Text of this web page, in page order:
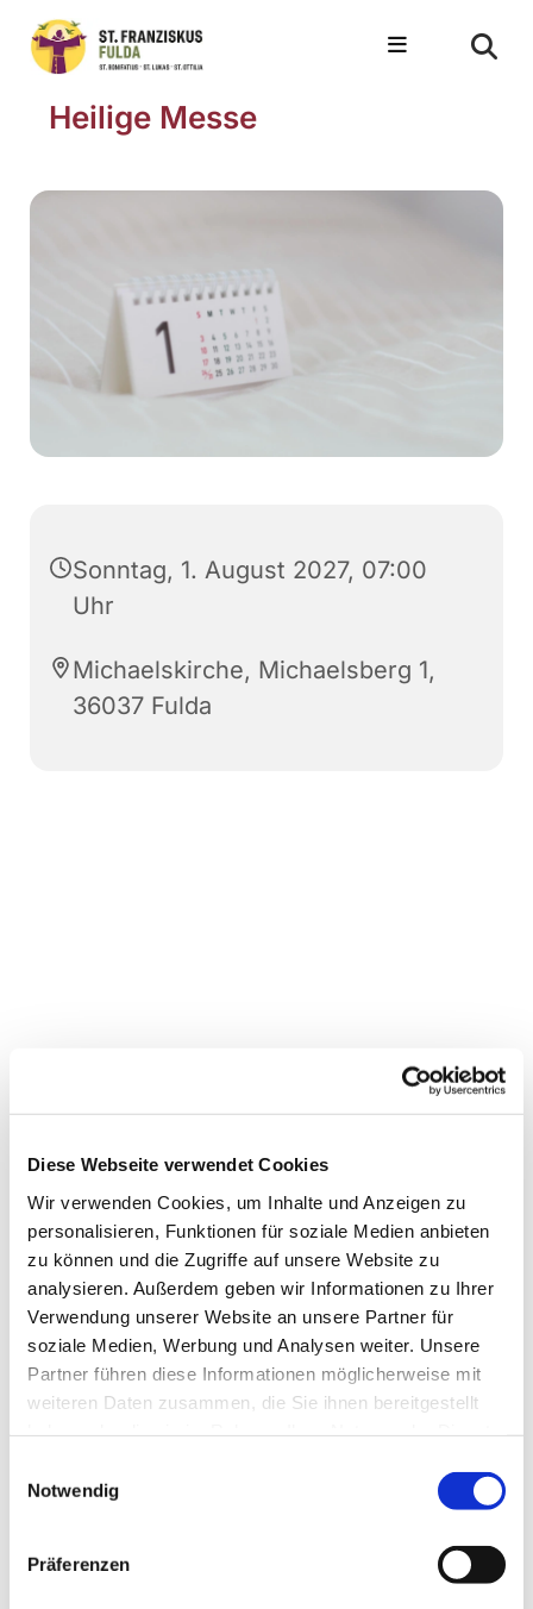
Diese Webseite verwendet Cookies
Wir verwenden Cookies, um Inhalte und Anzeigen zu
personalisieren, Funktionen für soziale Medien anbieten
zu können und die Zugriffe auf unsere Website zu
analysieren. Außerdem geben wir Informationen zu Ihrer
Verwendung unserer Website an unsere Partner für
soziale Medien, Werbung und Analysen weiter. Unsere
Partner führen diese Informationen möglicherweise mit
weiteren Daten zusammen, die Sie ihnen bereitgestellt
Notwendig
Präferenzen
Heilige Messe
Sonntag, 1. August 2027, 07:00
Uhr
Michaelskirche, Michaelsberg 1,
36037 Fulda
Dies könnte Sie auch
interessieren